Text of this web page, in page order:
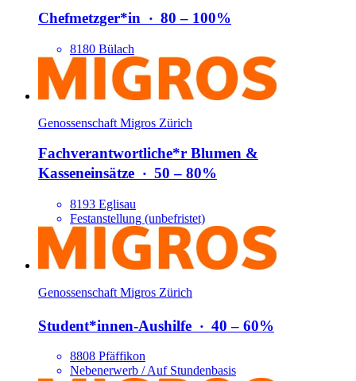
Chefmetzger*​in ‧ 80 – 100%
8180 Bülach
Genossenschaft Migros Zürich
Fachverantwortliche*​r Blumen &
Kasseneinsätze ‧ 50 – 80%
8193 Eglisau
Festanstellung (unbefristet)
Genossenschaft Migros Zürich
Student*​innen-Aushilfe ‧ 40 – 60%
8808 Pfäffikon
Nebenerwerb / Auf Stundenbasis